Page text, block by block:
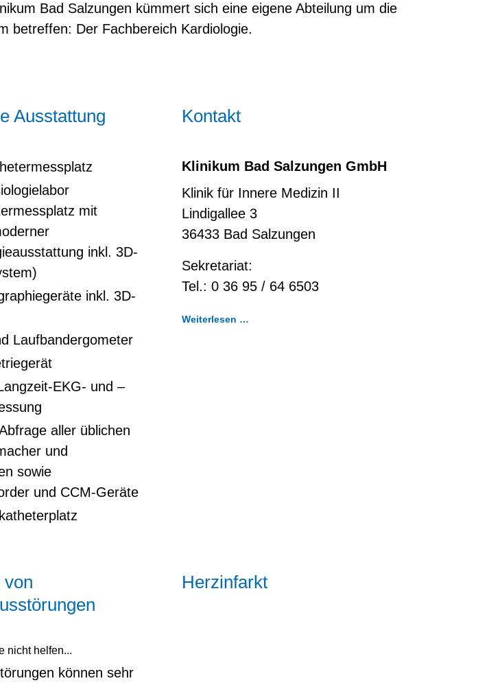
Bad Salzungen kümmert sich eine eigene Abteilung um die
betreffen: Der Fachbereich Kardiologie.
Ausstattung
mit
inkl. 3D-
inkl. 3D-
Laufbandergometer
EKG- und –
aller üblichen
und
sowie
und CCM-Geräte
Kontakt
Klinikum Bad Salzungen GmbH
Klinik für Innere Medizin II
Lindigallee 3
36433 Bad Salzungen
Sekretariat:
Tel.: 0 36 95 / 64 6503
Weiterlesen …
von
nicht helfen...
können sehr
Herzinfarkt